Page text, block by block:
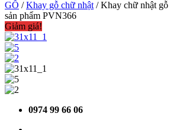
GỖ /Khay gỗ chữ nhật / Khay chữ nhật
sản phẩm PVN366
Giảm giá!
0974 99 66 06